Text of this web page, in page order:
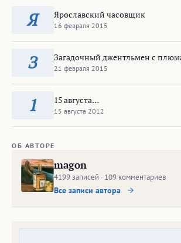
Я Ярославский часовщик
16 февраля 2015
З Загадочный джентльмен с
21 февраля 2015
1 15 августа…
15 августа 2012
ОБ АВТОРЕ
magon
4199 записей · 109 комментариев
Все записи автора